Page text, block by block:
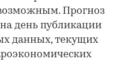
Прогноз
день публикации
данных, текущих